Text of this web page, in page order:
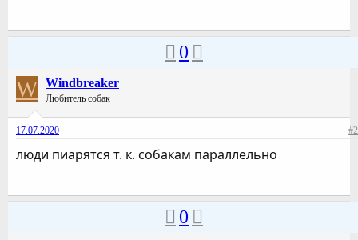
0
W Windbreaker
Любитель собак
17.07.2020 #2
люди пиарятся т. к. собакам параллельно
0